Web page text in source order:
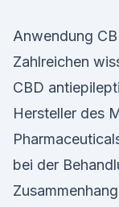
Anwendung
Zahlreichen
CBD
Hersteller des
bei der